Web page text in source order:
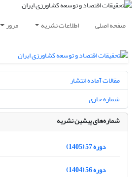
صفحه اصلی اطلاعات نشریه مرور
مقالات آماده انتشار
شماره جاری
شماره‌های پیشین نشریه
دوره 57 (1405)
دوره 56 (1404)